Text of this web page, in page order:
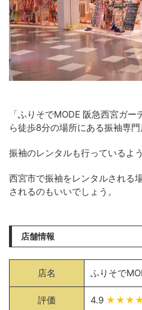
「ふりそでMODE 阪急西宮ガ
ら徒歩8分の場所にある振袖専門
振袖のレンタルも行っているよう
西宮市で振袖をレンタルされる
されるのもいいでしょう。
店舗情報
店名 ふりそで
評価 4.9